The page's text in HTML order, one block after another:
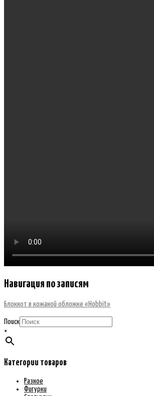
Навигация по записям
Блокнот в кожаной обложке «Hobbit»
Поиск
×
Категории товаров
Разное
Фигурки